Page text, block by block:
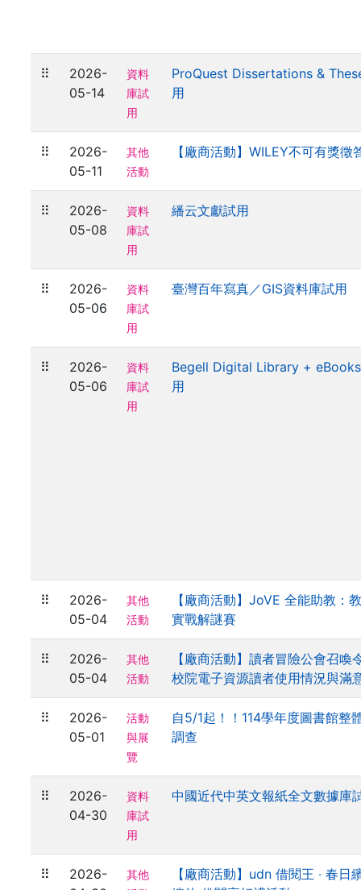
⠿
2026-
05-14
資料
庫試
用
ProQuest Dissertations &
用
⠿
2026-
05-11
其他
活動
【廠商活動】WILEY不可有獎徵
⠿
2026-
05-08
資料
庫試
用
繙云文獻試用
⠿
2026-
05-06
資料
庫試
用
臺灣百年寫真／GIS資料庫試用
⠿
2026-
05-06
資料
庫試
用
Begell Digital Library +
用
⠿
2026-
05-04
其他
活動
【廠商活動】JoVE 全能助教：
實戰解謎賽
⠿
2026-
05-04
其他
活動
【廠商活動】讀者冒險公會召喚
校院電子資源讀者使用情況與滿
⠿
2026-
05-01
活動
與展
覽
自5/1起！！114學年度圖書館整
調查
⠿
2026-
04-30
資料
庫試
用
中國近代中英文報紙全文數據庫
⠿
2026-
其他
【廠商活動】udn 借閱王 ‧ 春